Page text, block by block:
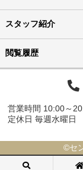
スタッフ紹介
閲覧履歴
営業時間 10:00～
定休日 毎週水曜日
©セ